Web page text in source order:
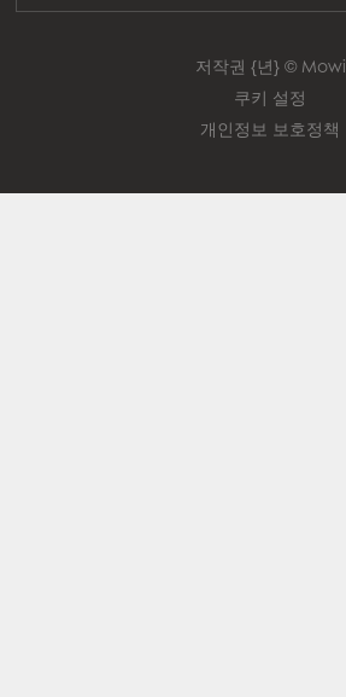
저작권 {년} © Mowi
쿠키 설정
개인정보 보호정책